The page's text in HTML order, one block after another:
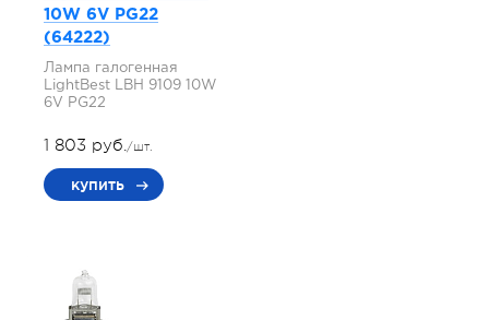
10W 6V PG22
(64222)
Лампа галогенная
LightBest LBH 9109 10W
6V PG22
1 803 руб./шт.
купить